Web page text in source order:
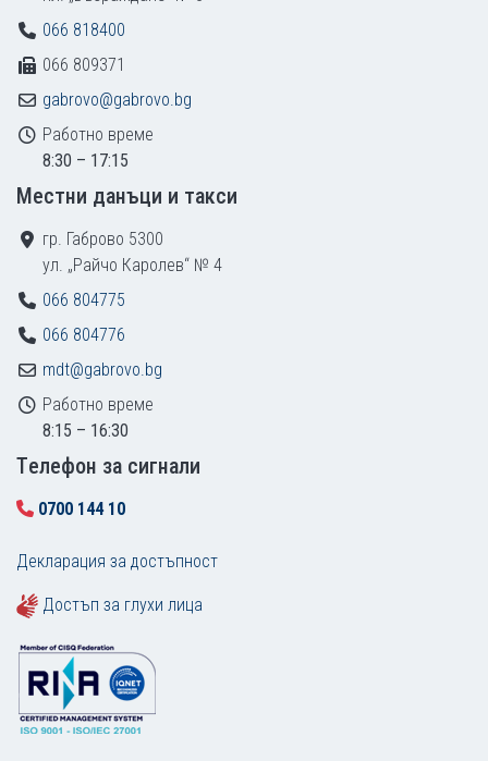
066 818400
066 809371
gabrovo@gabrovo.bg
Работно време
8:30 – 17:15
Местни данъци и такси
гр. Габрово 5300
ул. „Райчо Каролев“ № 4
066 804775
066 804776
mdt@gabrovo.bg
Работно време
8:15 – 16:30
Tелефон за сигнали
0700 144 10
Декларация за достъпност
Достъп за глухи лица